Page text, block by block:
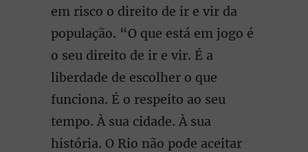
em risco o direito de ir e vir da
população. “O que está em jogo é
o seu direito de ir e vir. É a
liberdade de escolher o que
funciona. É o respeito ao seu
tempo. À sua cidade. À sua
história. O Rio não pode aceitar